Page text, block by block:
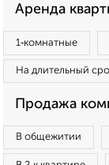
Аренда
1‑комнатные
На длительный
Продажа
В общежитии